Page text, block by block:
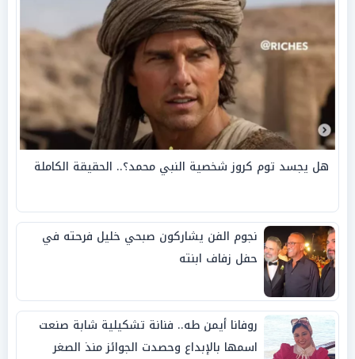
هل يجسد توم كروز شخصية النبي محمد؟.. الحقيقة الكاملة
نجوم الفن يشاركون صبحي خليل فرحته في
حفل زفاف ابنته
روفانا أيمن طه.. فنانة تشكيلية شابة صنعت
اسمها بالإبداع وحصدت الجوائز منذ الصغر